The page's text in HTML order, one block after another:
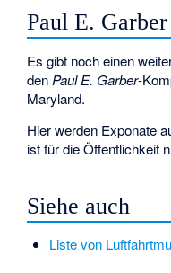
Paul E.
Es gibt noch einen
den Paul E. Garber-
Maryland.
Hier werden Exponate
ist für die Öffentlichkeit
Siehe auch
Liste von